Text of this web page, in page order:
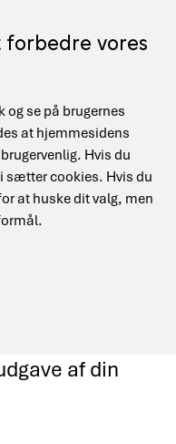
vores
se på brugernes
at hjemmesidens
Hvis du
sætter cookies. Hvis du
at huske dit valg, men
EN
dig nem og
til tekst i form
af din